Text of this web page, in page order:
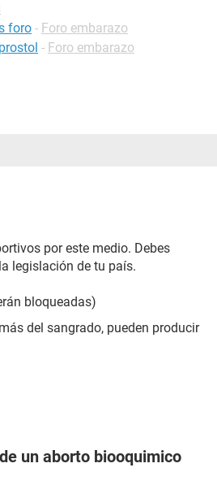
foro - Foro embarazo
- Foro embarazo
por este medio. Debes
legislación de tu país.
bloqueadas)
del sangrado, pueden producir
un aborto biooquimico